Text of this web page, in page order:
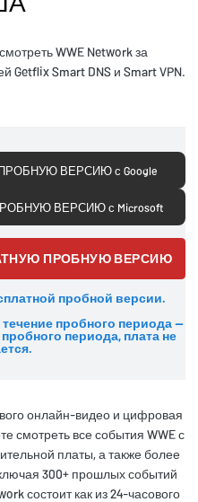
WWE Network за
Smart DNS и Smart VPN.
ВЕРСИЮ с Google
ВЕРСИЮ с Microsoft
ПРОБНУЮ ВЕРСИЮ
пробной версии.
пробного периода —
периода, плата не
онлайн-видео и цифровая
смотреть все события WWE с
платы, а также более
300+ прошлых событий
состоит как из 24-часового